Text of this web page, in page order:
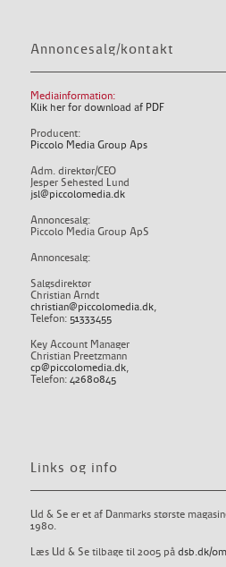
Annoncesalg/kontakt
Mediainformation:
Klik her for download af PDF
Producent:
Piccolo Media Group Aps
Adm. direktør/CEO
Jesper Sehested Lund
jsl@piccolomedia.dk
Annoncesalg:
Piccolo Media Group ApS
Annoncesalg:
Salgsdirektør
Christian Arndt
christian@piccolomedia.dk,
Telefon: 51333455
Key Account Manager
Christian Preetzmann
cp@piccolomedia.dk,
Telefon: 42680845
Links og info
Ud & Se er et af Danmarks største
1980.
Læs Ud & Se tilbage til 2005 på dsb.dk/